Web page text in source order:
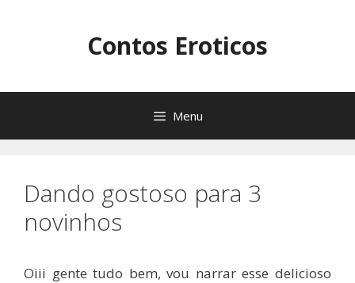
Contos Eroticos
Menu
Dando gostoso para 3
novinhos
Oiii gente tudo bem, vou narrar esse delicioso